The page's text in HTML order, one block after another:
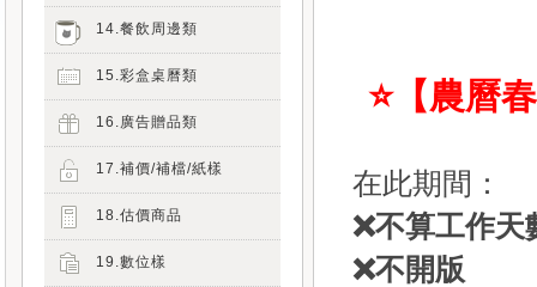
14.餐飲周邊類
15.彩盒桌曆類
16.廣告贈品類
17.補價/補檔/紙樣
18.估價商品
19.數位樣
⭐【農曆
在此期間：
❌不算工作天
❌不開版